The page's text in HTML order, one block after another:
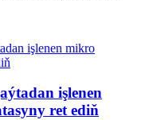
işlenen
ret ediň